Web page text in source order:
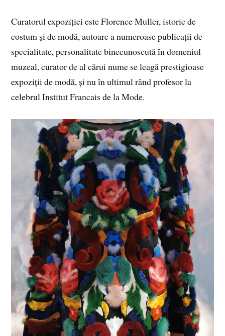
Curatorul expoziției este Florence Muller, istoric de
costum și de modă, autoare a numeroase publicații de
specialitate, personalitate binecunoscută în domeniul
muzeal, curator de al cărui nume se leagă prestigioase
expoziții de modă, și nu în ultimul rând profesor la
celebrul Institut Francais de la Mode.